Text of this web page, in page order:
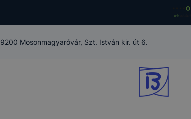
9200 Mosonmagyaróvár, Szt. István kir. út 6.